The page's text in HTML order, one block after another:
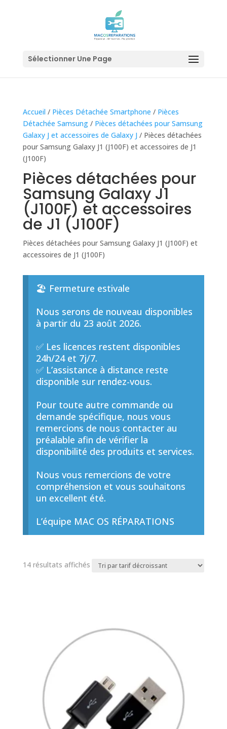
Sélectionner Une Page
Accueil / Pièces Détachée Smartphone / Pièces
Détachée Samsung/ Pièces détachées pour Samsung
Galaxy J et accessoires de Galaxy J / Pièces détachées
pour Samsung Galaxy J1 (J100F) et accessoires de J1
(J100F)
Pièces détachées pour
Samsung Galaxy J1
(J100F) et accessoires
de J1 (J100F)
Pièces détachées pour Samsung Galaxy J1 (J100F) et
accessoires de J1 (J100F)
🏖️ Fermeture estivale
Nous serons de nouveau disponibles
à partir du 23 août 2026.
✅ Les licences restent disponibles
24h/24 et 7j/7.
✅ L’assistance à distance reste
disponible sur rendez-vous.
Pour toute autre commande ou
demande spécifique, nous vous
remercions de nous contacter au
préalable afin de vérifier la
disponibilité des produits et services.
Nous vous remercions de votre
compréhension et vous souhaitons
un excellent été.
L’équipe MAC OS RÉPARATIONS
14 résultats affichésTrié